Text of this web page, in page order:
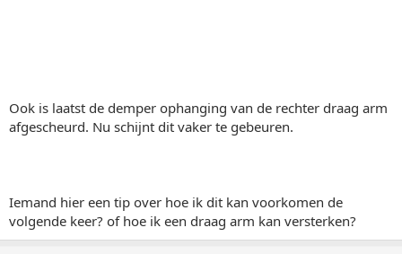
Ook is laatst de demper ophanging van de rechter draag arm
afgescheurd. Nu schijnt dit vaker te gebeuren.
Iemand hier een tip over hoe ik dit kan voorkomen de
volgende keer? of hoe ik een draag arm kan versterken?